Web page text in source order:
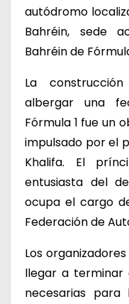
autódromo
Bahréin, sede
Bahréin de
La
albergar una
Fórmula 1 fue un
impulsado por el
Khalifa. El
entusiasta del
ocupa el cargo
Federación de
Los
llegar a terminar
necesarias